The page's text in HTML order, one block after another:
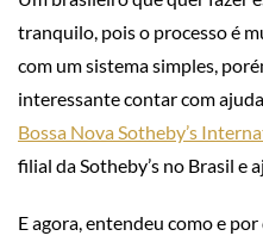
tranquilo, pois o processo é
com um sistema simples,
interessante contar com
Bossa Nova Sotheby’s
filial da Sotheby’s no Brasil e
E agora, entendeu como e